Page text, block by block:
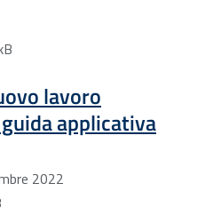
lavoro
applicativa
1.11 MB
2022